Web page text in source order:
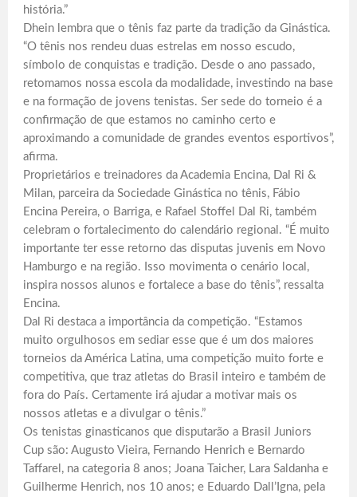
história.”
Dhein lembra que o tênis faz parte da tradição da Ginástica.
“O tênis nos rendeu duas estrelas em nosso escudo,
símbolo de conquistas e tradição. Desde o ano passado,
retomamos nossa escola da modalidade, investindo na base
e na formação de jovens tenistas. Ser sede do torneio é a
confirmação de que estamos no caminho certo e
aproximando a comunidade de grandes eventos esportivos”,
afirma.
Proprietários e treinadores da Academia Encina, Dal Ri &
Milan, parceira da Sociedade Ginástica no tênis, Fábio
Encina Pereira, o Barriga, e Rafael Stoffel Dal Ri, também
celebram o fortalecimento do calendário regional. “É muito
importante ter esse retorno das disputas juvenis em Novo
Hamburgo e na região. Isso movimenta o cenário local,
inspira nossos alunos e fortalece a base do tênis”, ressalta
Encina.
Dal Ri destaca a importância da competição. “Estamos
muito orgulhosos em sediar esse que é um dos maiores
torneios da América Latina, uma competição muito forte e
competitiva, que traz atletas do Brasil inteiro e também de
fora do País. Certamente irá ajudar a motivar mais os
nossos atletas e a divulgar o tênis.”
Os tenistas ginasticanos que disputarão a Brasil Juniors
Cup são: Augusto Vieira, Fernando Henrich e Bernardo
Taffarel, na categoria 8 anos; Joana Taicher, Lara Saldanha e
Guilherme Henrich, nos 10 anos; e Eduardo Dall’Igna, pela